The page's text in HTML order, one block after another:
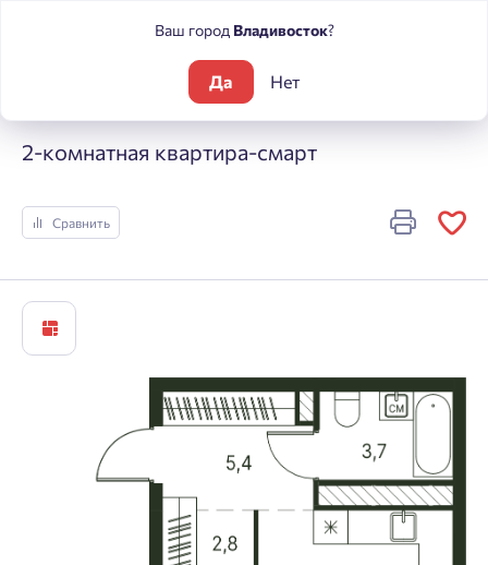
Погода
2-комнатная квартира-смарт
Сравнить
Ваш город Владивосток?
Да Нет